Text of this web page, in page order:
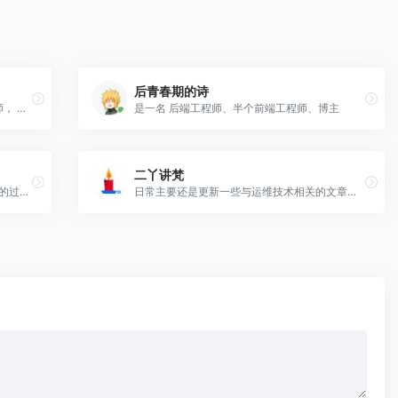
微服务框架作者，go语言和rust语言布道师， 百度 Go CMC 委员会主席。
后青春期的诗
是一名 后端工程师、半个前端工程师、博主
记录并分享个人学习Python、JavaScript的过程,分享AI辅助编程的一些经验,以及一些碎碎念。
二丫讲梵
日常主要还是更新一些与运维技术相关的文章，其他的没什么说的，保证所发是所用，绝对不会无脑复制，希望来到此小站的朋友，能够真正受益。